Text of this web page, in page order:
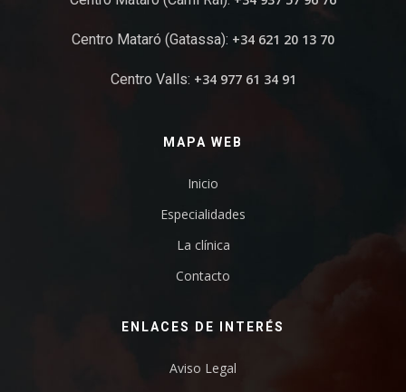
Centro Mataró (Gatassa): +34 621 20 13 70
Centro Valls: +34 977 61 34 91
MAPA WEB
Inicio
Especialidades
La clínica
Contacto
ENLACES DE INTERÉS
Aviso Legal